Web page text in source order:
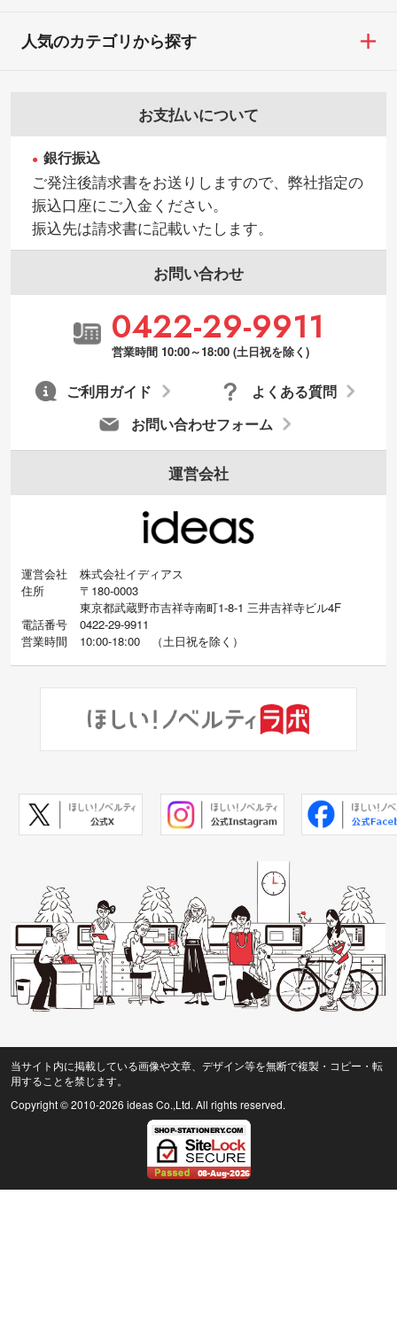
お支払いについて
銀行振込
ご発注後請求書をお送りしますので、弊社指定の
振込口座にご入金ください。
振込先は請求書に記載いたします。
お問い合わせ
0422-29-9911
営業時間 10:00～18:00 (土日祝を除く)
お問い合わせフォーム
よくある質問
ご利用ガイド
運営会社
運営会社
株式会社イディアス
住所
〒180-0003
東京都武蔵野市吉祥寺南町1-8-1 三井吉祥寺ビル4F
電話番号
0422-29-9911
営業時間
10:00-18:00 （土日祝を除く）
人気のカテゴリから探す
当サイト内に掲載している画像や文章、デザイン等を無断で複製・コピー・転
用することを禁じます。
Copyright © 2010-2026 ideas Co.,Ltd. All rights reserved.